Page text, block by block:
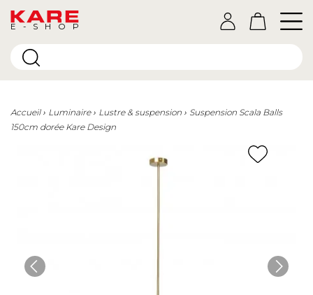
E-SHOP
Accueil Luminaire Lustre & suspension
Suspension Scala Balls
150cm dorée Kare Design